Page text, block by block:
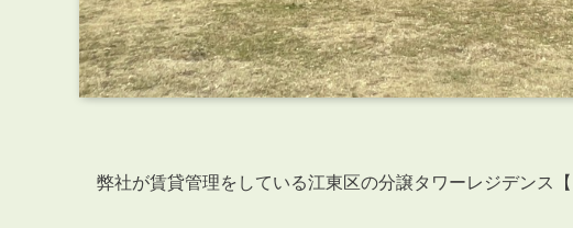
弊社が賃貸管理をしている江東区の分譲タワーレジデンス【